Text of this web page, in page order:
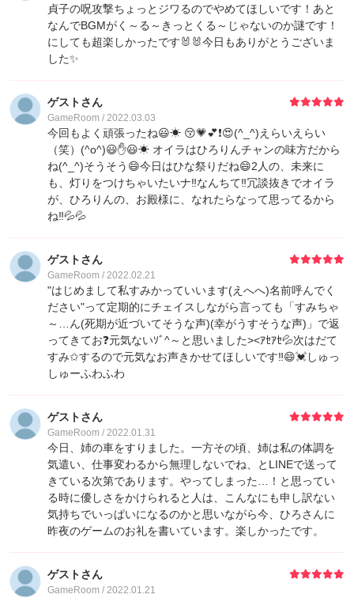
貞子の呪攻撃ちょっとジワるのでやめてほしいです！あと
なんでBGMがく～る～きっとくる～じゃないのか謎です！
にしても超楽しかったです🐰🐰今日もありがとうございま
した✨
ゲストさん
GameRoom / 2022.03.03
今回もよく頑張ったね😃☀ 😚💗💕❗😍(^_^)えらいえらい
（笑）(^o^)😃✋😃☀ オイラはひろりんチャンの味方だから
ね(^_^)そうそう😄今日はひな祭りだね😄2人の、未来に
も、灯りをつけちゃいたいナ‼️なんちて‼️冗談抜きでオイラ
が、ひろりんの、お殿様に、なれたらなって思ってるから
ね‼️💦💦
ゲストさん
GameRoom / 2022.02.21
"はじめまして私すみかっていいます(えへへ)名前呼んでく
ださい"って定期的にチェイスしながら言っても「すみちゃ
～…ん(死期が近づいてそうな声)(幸がうすそうな声)」で返
ってきてお❓元気ないｿﾞ^～と思いました><ｱｾｱｾ💦次はだて
すみ✩するので元気なお声きかせてほしいです‼️😄💓しゅっ
しゅーふわふわ
ゲストさん
GameRoom / 2022.01.31
今日、姉の車をすりました。一方その頃、姉は私の体調を
気遣い、仕事変わるから無理しないでね、とLINEで送って
きている次第であります。やってしまった…！と思ってい
る時に優しさをかけられると人は、こんなにも申し訳ない
気持ちでいっぱいになるのかと思いながら今、ひろさんに
昨夜のゲームのお礼を書いています。楽しかったです。
ゲストさん
GameRoom / 2022.01.21